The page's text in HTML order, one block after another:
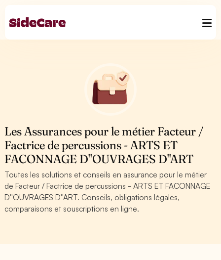
Les Assurances pour le métier Facteur /
Factrice de percussions - ARTS ET
FACONNAGE D''OUVRAGES D''ART
Toutes les solutions et conseils en assurance pour le métier
de Facteur / Factrice de percussions - ARTS ET FACONNAGE
D''OUVRAGES D''ART. Conseils, obligations légales,
comparaisons et souscriptions en ligne.